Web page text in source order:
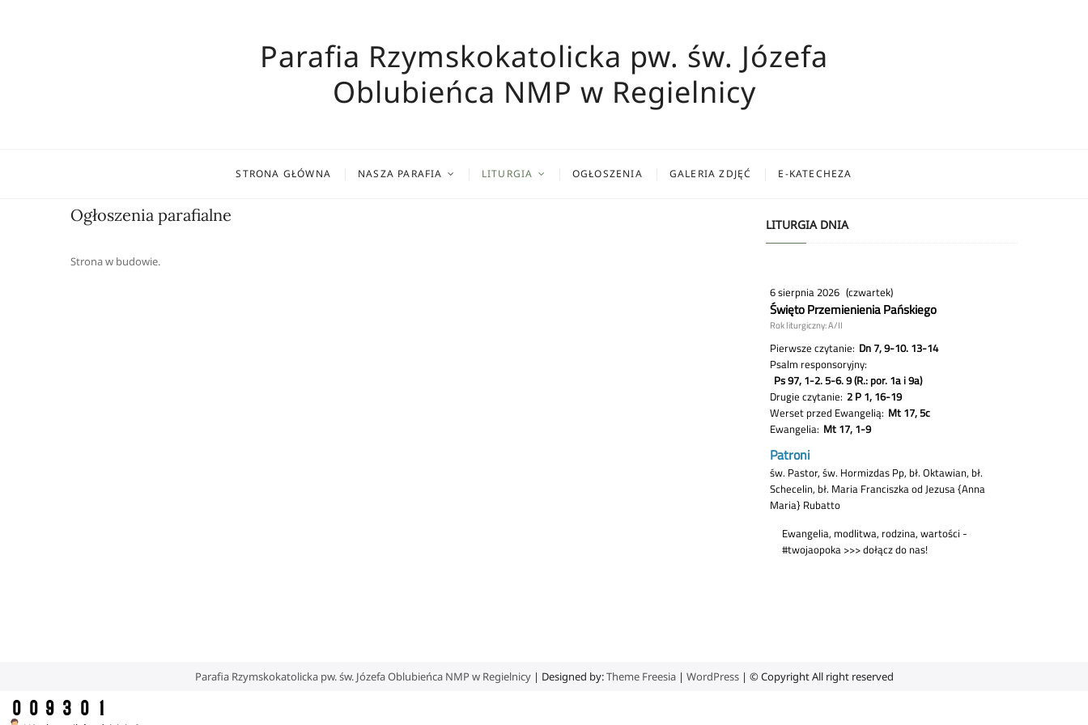
Parafia Rzymskokatolicka pw. św. Józefa
Oblubieńca NMP w Regielnicy
STRONA GŁÓWNA NASZA PARAFIA LITURGIA OGŁOSZENIA GALERIA ZDJĘĆ E-KATECHEZA
Ogłoszenia parafialne
Strona w budowie.
LITURGIA DNIA
Parafia Rzymskokatolicka pw. św. Józefa Oblubieńca NMP w Regielnicy| Designed by:Theme Freesia| WordPress| © Copyright All right reserved